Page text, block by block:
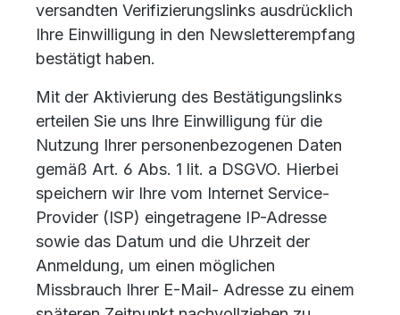
versandten Verifizierungslinks ausdrücklich
Ihre Einwilligung in den Newsletterempfang
bestätigt haben.
Mit der Aktivierung des Bestätigungslinks
erteilen Sie uns Ihre Einwilligung für die
Nutzung Ihrer personenbezogenen Daten
gemäß Art. 6 Abs. 1 lit. a DSGVO. Hierbei
speichern wir Ihre vom Internet Service-
Provider (ISP) eingetragene IP-Adresse
sowie das Datum und die Uhrzeit der
Anmeldung, um einen möglichen
Missbrauch Ihrer E-Mail- Adresse zu einem